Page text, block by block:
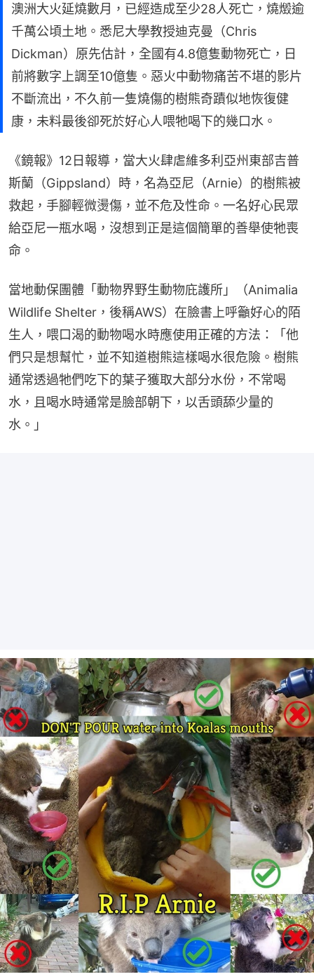
澳洲大火延燒數月，已經造成至少28人死亡，燒燬逾
千萬公頃土地。悉尼大學教授迪克曼（Chris
Dickman）原先估計，全國有4.8億隻動物死亡，日
前將數字上調至10億隻。惡火中動物痛苦不堪的影片
不斷流出，不久前一隻燒傷的樹熊奇蹟似地恢復健
康，未料最後卻死於好心人喂牠喝下的幾口水。
《鏡報》12日報導，當大火肆虐維多利亞州東部吉普
斯蘭（Gippsland）時，名為亞尼（Arnie）的樹熊被
救起，手腳輕微燙傷，並不危及性命。一名好心民眾
給亞尼一瓶水喝，沒想到正是這個簡單的善舉使牠喪
命。
當地動保團體「動物界野生動物庇護所」（Animalia
Wildlife Shelter，後稱AWS）在臉書上呼籲好心的陌
生人，喂口渴的動物喝水時應使用正確的方法：「他
們只是想幫忙，並不知道樹熊這樣喝水很危險。樹熊
通常透過牠們吃下的葉子獲取大部分水份，不常喝
水，且喝水時通常是臉部朝下，以舌頭舔少量的
水。」